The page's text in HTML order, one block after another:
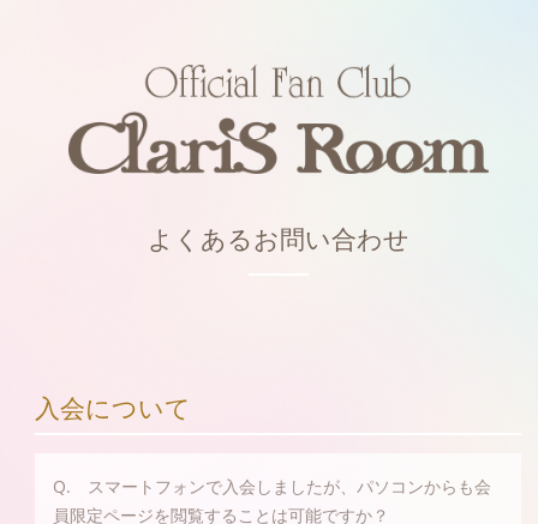
よくあるお問い合わせ
入会について
Q. スマートフォンで入会しましたが、パソコンからも会
員限定ページを閲覧することは可能ですか？